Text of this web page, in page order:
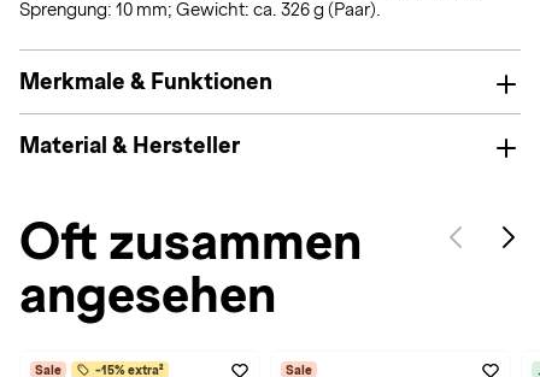
Sprengung: 10 mm; Gewicht: ca. 326 g (Paar).
Merkmale & Funktionen
Material & Hersteller
Oft zusammen
angesehen
Sale -15% extra² Sale